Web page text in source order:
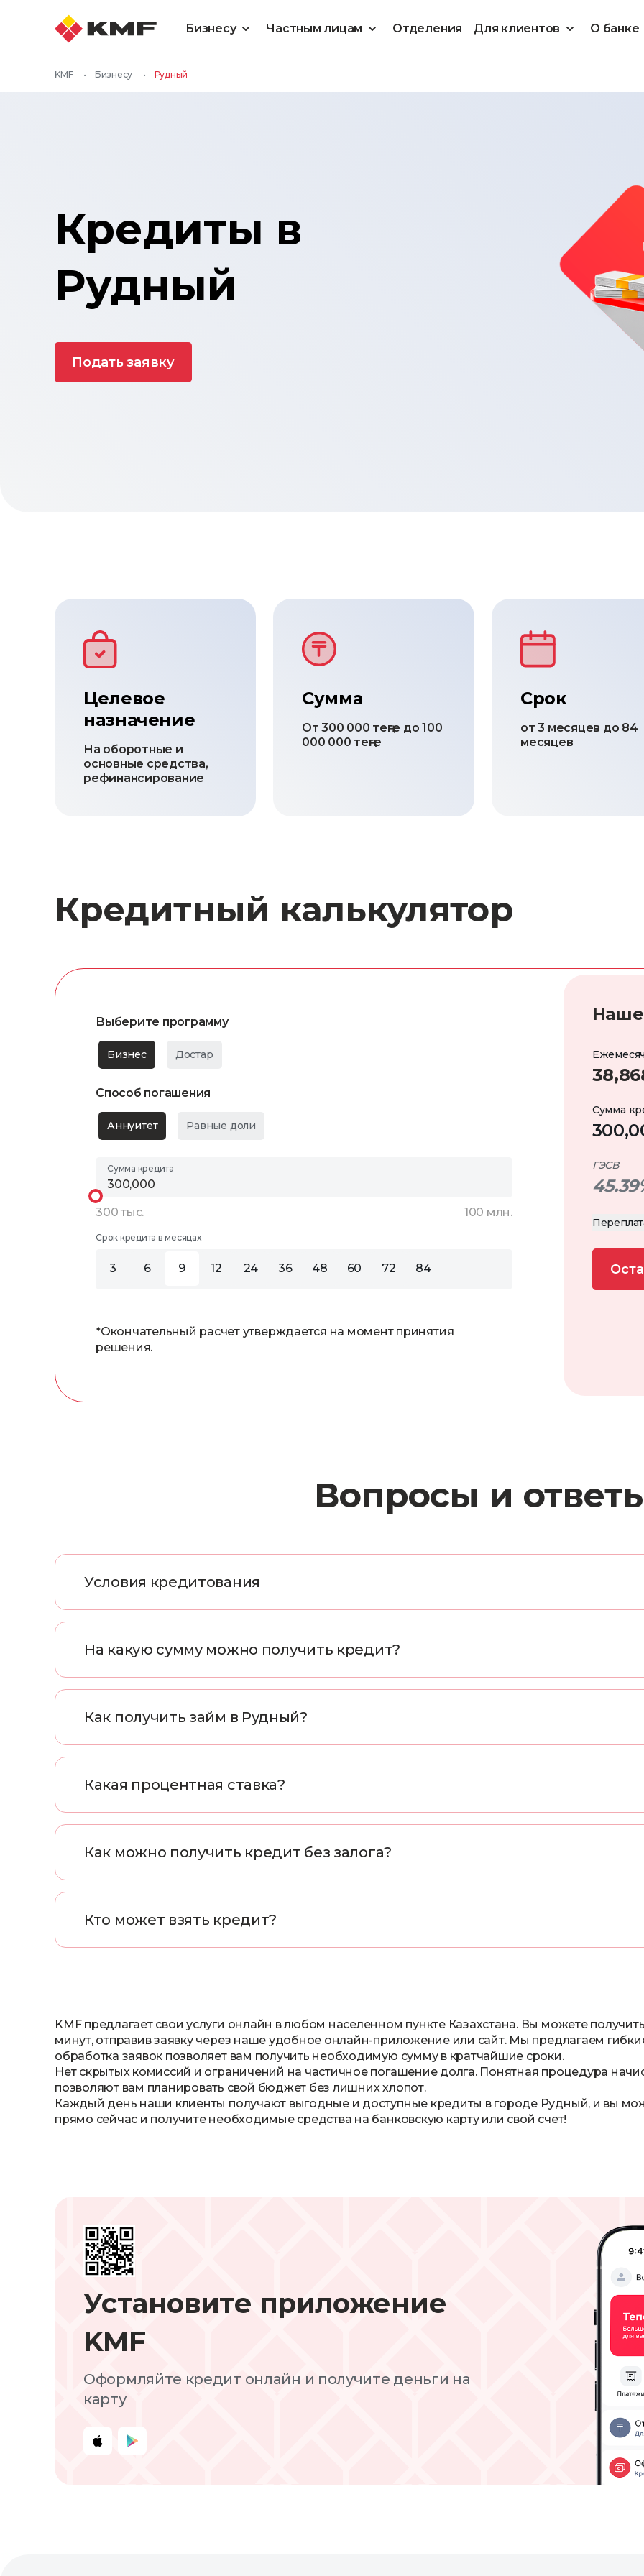
Бизнесу Частным лицам Отделения Для клиентов О банке
KMF • Бизнесу • Рудный
Кредиты в
Рудный
Подать заявку
Целевое
назначение
На оборотные и
основные средства,
рефинансирование
Сумма
От 300 000 теңге до 100
000 000 теңге
Срок
от 3 месяцев до 84
месяцев
Кредитный калькулятор
Выберите программу
Бизнес Достар
Способ погашения
Аннуитет Равные доли
Сумма кредита
300 тыс. 100 млн.
Срок кредита в месяцах
3 6 9 12 24 36 48 60 72 84
*Окончательный расчет утверждается на момент принятия
решения.
Сумма
ГЭСВ
Вопросы и
Условия кредитования
На какую сумму можно получить кредит?
Как получить займ в Рудный?
Какая процентная ставка?
Как можно получить кредит без залога?
Кто может взять кредит?
KMF предлагает свои услуги онлайн в любом населенном пункте Казахстана. Вы можете
минут, отправив заявку через наше удобное онлайн-приложение или сайт. Мы предлагаем
обработка заявок позволяет вам получить необходимую сумму в кратчайшие сроки.
Нет скрытых комиссий и ограничений на частичное погашение долга. Понятная процедура
позволяют вам планировать свой бюджет без лишних хлопот.
Каждый день наши клиенты получают выгодные и доступные кредиты в городе Рудный, и вы
прямо сейчас и получите необходимые средства на банковскую карту или свой счет!
Установите приложение
KMF
Оформляйте кредит онлайн и получите деньги на
карту